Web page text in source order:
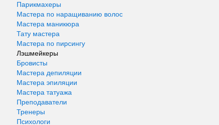
Парикмахеры
Мастера по наращиванию волос
Мастера маникюра
Тату мастера
Мастера по пирсингу
Лэшмейкеры
Бровисты
Мастера депиляции
Мастера эпиляции
Мастера татуажа
Преподаватели
Тренеры
Психологи